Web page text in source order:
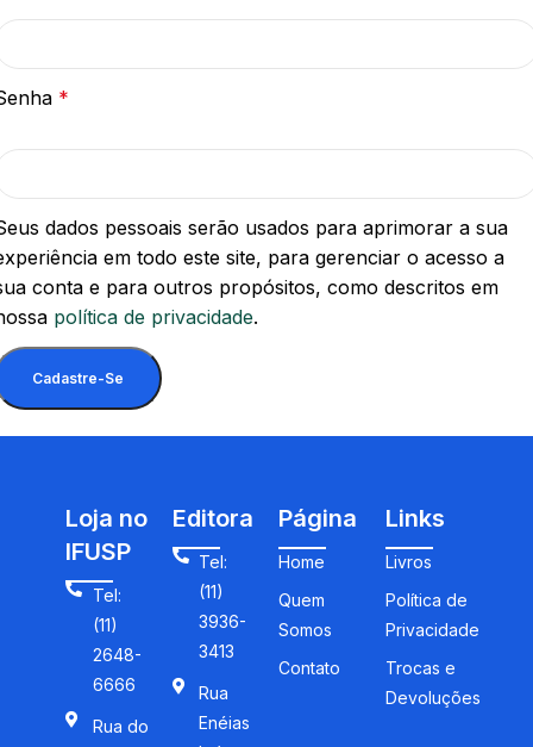
*
dados pessoais serão usados para aprimorar a sua
em todo este site, para gerenciar o acesso a
conta e para outros propósitos, como descritos em
política de privacidade.
Cadastre-Se
Loja no
IFUSP
Tel:
(11)
2648-
6666
Rua do
Editora
Tel:
(11)
3936-
3413
Rua
Enéias
Página
Home
Quem
Somos
Contato
Links
Livros
Política de
Privacidade
Trocas e
Devoluções